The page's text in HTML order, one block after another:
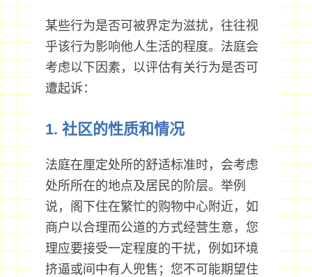
某些行为是否可被界定为滋扰，往往视
乎该行为影响他人生活的程度。法庭会
考虑以下因素，以评估有关行为是否可
遭起诉：
1. 社区的性质和情况
法庭在厘定处所的舒适标准时，会考虑
处所所在的地点及居民的阶层。举例
说，阁下住在繁忙的购物中心附近，如
商户以合理而公道的方式经营生意，您
理应要接受一定程度的干扰，例如环境
挤逼或间中有人兜售；您不可能期望住